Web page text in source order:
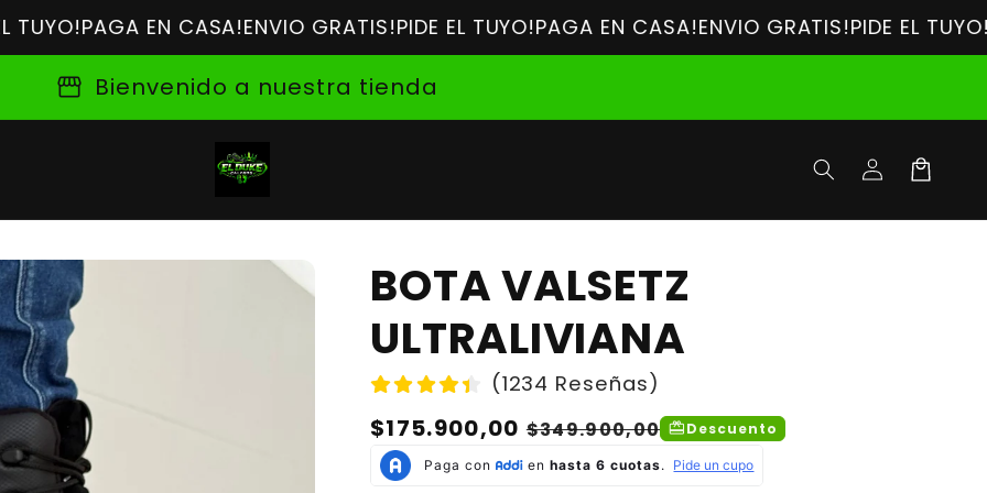
PAGA EN CASA!ENVIO GRATIS!PIDE EL TUYO!PAGA EN CASA!ENVIO GRATIS!PIDE EL TUYO!PAGA
storefront Bienvenido a nuestra tienda
Iniciar
sesión
Carrito
BOTA VALSETZ
ULTRALIVIANA
(1234 Reseñas)
Precio
habitual
$175.900,00 Precio
de
$349.900,00 redeemDescuento